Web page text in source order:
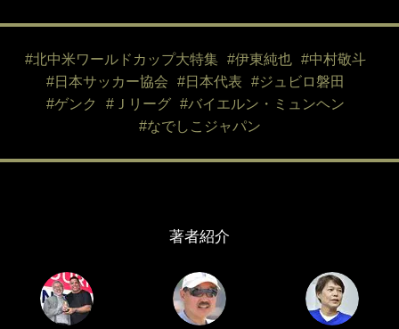
#北中米ワールドカップ大特集 #伊東純也
#中村敬斗
#日本サッカー協会
#日本代表
#ジュビロ磐田
#ゲンク
#Ｊリーグ
#バイエルン・ミュンヘン
#なでしこジャパン
著者紹介